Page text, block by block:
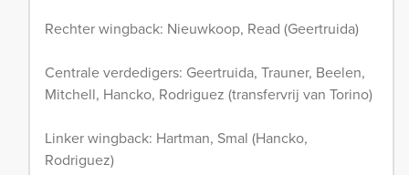
Rechter wingback: Nieuwkoop, Read (Geertruida)
Centrale verdedigers: Geertruida, Trauner, Beelen,
Mitchell, Hancko, Rodriguez (transfervrij van Torino)
Linker wingback: Hartman, Smal (Hancko,
Rodriguez)